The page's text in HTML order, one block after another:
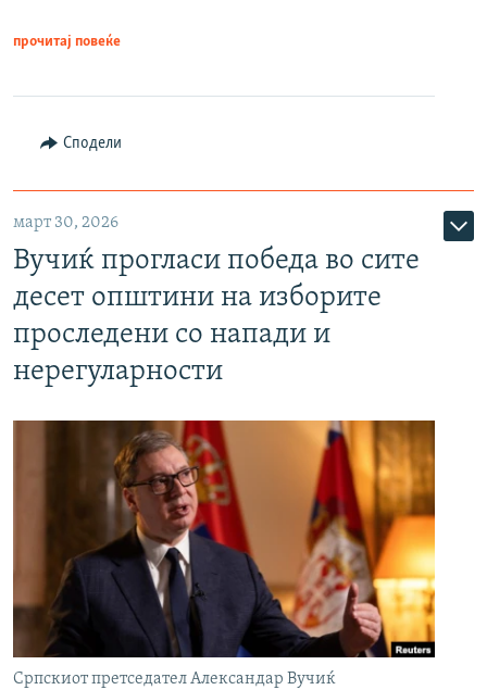
прочитај повеќе
Сподели
март 30, 2026
Вучиќ прогласи победа во сите
десет општини на изборите
проследени со напади и
нерегуларности
Српскиот претседател Александар Вучиќ